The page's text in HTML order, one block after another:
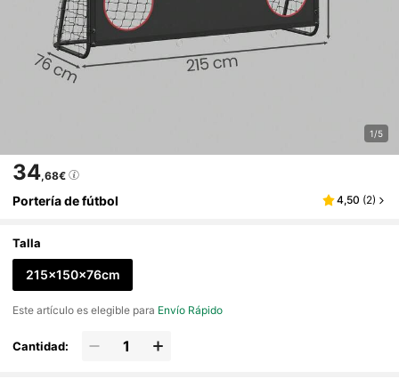
1/5
34,68€
Portería de fútbol 4,50 (2)
Talla
215x150x76cm
Este artículo es elegible para Envío Rápido
Cantidad: